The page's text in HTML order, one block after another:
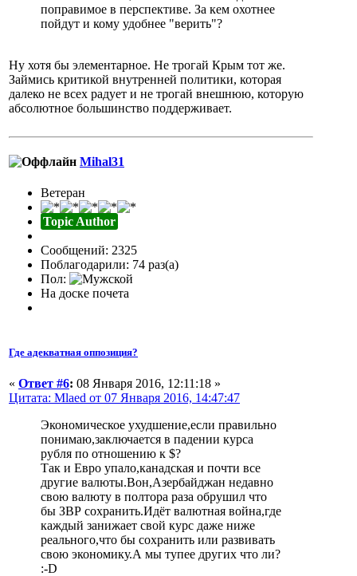
поправимое в перспективе. За кем охотнее
пойдут и кому удобнее "верить"?
Ну хотя бы элементарное. Не трогай Крым тот же.
Займись критикой внутренней политики, которая
далеко не всех радует и не трогай внешнюю, которую
абсолютное большинство поддерживает.
Mihal31
Ветеран
Topic Author
Сообщений: 2325
Поблагодарили: 74 раз(а)
Пол:
На доске почета
Где адекватная оппозиция?
« Ответ #6: 08 Января 2016, 12:11:18 »
Цитата: Mlaed от 07 Января 2016, 14:47:47
Экономическое ухудшение,если правильно
понимаю,заключается в падении курса
рубля по отношению к $?
Так и Евро упало,канадская и почти все
другие валюты.Вон,Азербайджан недавно
свою валюту в полтора раза обрушил что
бы ЗВР сохранить.Идёт валютная война,где
каждый занижает свой курс даже ниже
реального,что бы сохранить или развивать
свою экономику.А мы тупее других что ли?
:-D